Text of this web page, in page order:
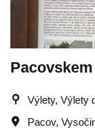
Výlety, Výlety
Pacov,